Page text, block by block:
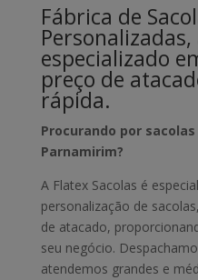
Fábrica de
especializado
preço de
rápida.
Procurando por
Parnamirim?
A Flatex Sacolas é
personalização de
de atacado,
seu negócio.
atendemos grandes e